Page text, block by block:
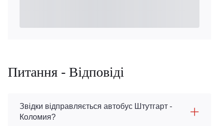
Питання - Відповіді
Звідки відправляється автобус Штутгарт -
Коломия?